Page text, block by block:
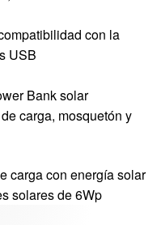
con la
USB
Bank solar
carga, mosquetón y
carga con energía solar
solares de 6Wp